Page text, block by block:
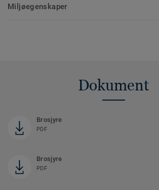
Miljøegenskaper
Dokument
Brosjyre
PDF
Brosjyre
PDF